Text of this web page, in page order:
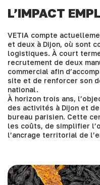
L’IMPACT
VETIA compte
et deux à Dijon, où sont
logistiques. À court
recrutement de deux
commercial afin
site et de renforcer son
national.
À horizon trois ans,
des activités à Dijon et
bureau parisien. Cette
les coûts, de simplifier
l’ancrage territorial de